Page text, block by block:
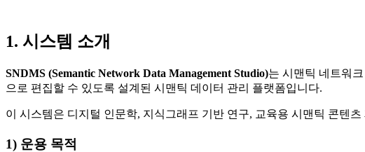
1. 시스템 소개
SNDMS (Semantic Network Data Management Studio)는 시맨틱 네트워
으로 편집할 수 있도록 설계된 시맨틱 데이터 관리 플랫폼입니다.
이 시스템은 디지털 인문학, 지식그래프 기반 연구, 교육용 시맨틱 콘텐
1) 운용 목적